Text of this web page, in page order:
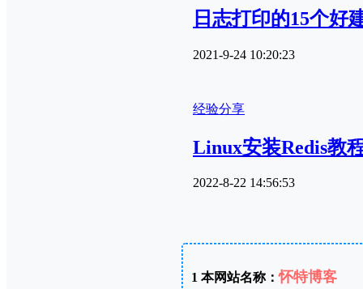
日志打印的15个好
2021-9-24 10:20:23
经验分享
Linux安装Redis教
2022-8-22 14:56:53
1本网站名称：怀特博客